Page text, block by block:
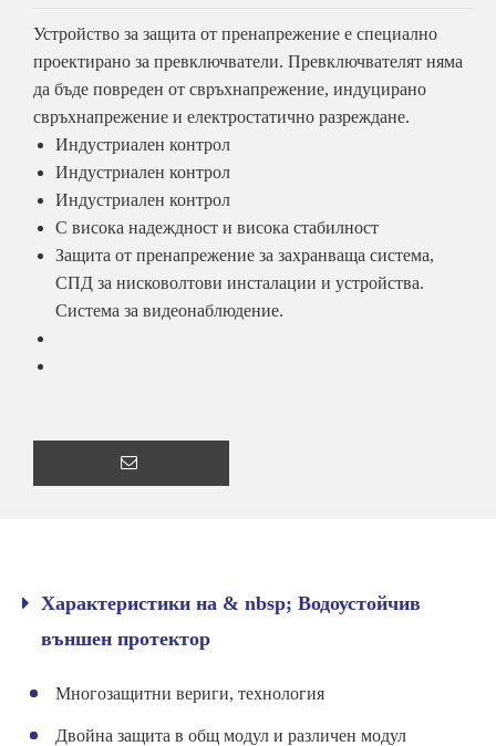
Устройство за защита от пренапрежение е специално
проектирано за превключватели. Превключвателят няма
да бъде повреден от свръхнапрежение, индуцирано
свръхнапрежение и електростатично разреждане.
Индустриален контрол
Индустриален контрол
Индустриален контрол
С висока надеждност и висока стабилност
Защита от пренапрежение за захранваща система,
СПД за нисковолтови инсталации и устройства.
Система за видеонаблюдение.
Характеристики на & nbsp; Водоустойчив
външен протектор
Многозащитни вериги, технология
Двойна защита в общ модул и различен модул